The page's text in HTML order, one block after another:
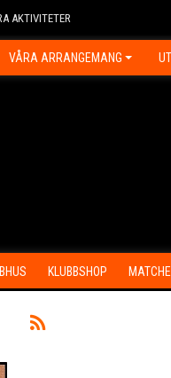
AKTIVITETER
VÅRA ARRANGEMANG
KLUBBSHOP